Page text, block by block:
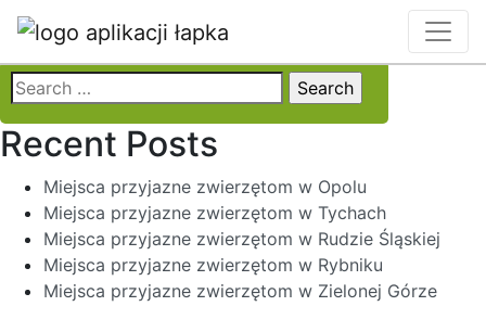
Categories: Pensjonat
Search
for:
Recent Posts
Miejsca przyjazne zwierzętom w Opolu
Miejsca przyjazne zwierzętom w Tychach
Miejsca przyjazne zwierzętom w Rudzie Śląskiej
Miejsca przyjazne zwierzętom w Rybniku
Miejsca przyjazne zwierzętom w Zielonej Górze